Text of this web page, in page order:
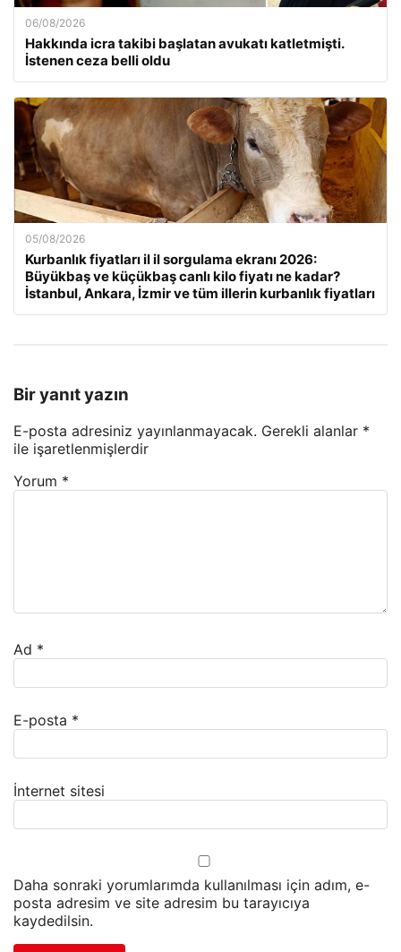
06/08/2026
Hakkında icra takibi başlatan avukatı katletmişti.
İstenen ceza belli oldu
05/08/2026
Kurbanlık fiyatları il il sorgulama ekranı 2026:
Büyükbaş ve küçükbaş canlı kilo fiyatı ne kadar?
İstanbul, Ankara, İzmir ve tüm illerin kurbanlık fiyatları
Bir yanıt yazın
E-posta adresiniz yayınlanmayacak. Gerekli alanlar *
ile işaretlenmişlerdir
Yorum *
Ad *
E-posta *
İnternet sitesi
Daha sonraki yorumlarımda kullanılması için adım, e-
posta adresim ve site adresim bu tarayıcıya
kaydedilsin.